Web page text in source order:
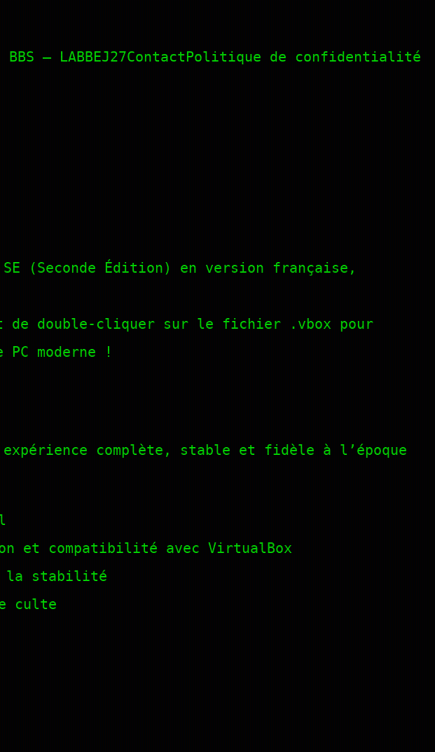
BBS – LABBEJ27ContactPolitique de confidentialité
(Seconde Édition) en version française,
de double-cliquer sur le fichier .vbox pour
moderne !
complète, stable et fidèle à l’époque
et compatibilité avec VirtualBox
la stabilité
culte